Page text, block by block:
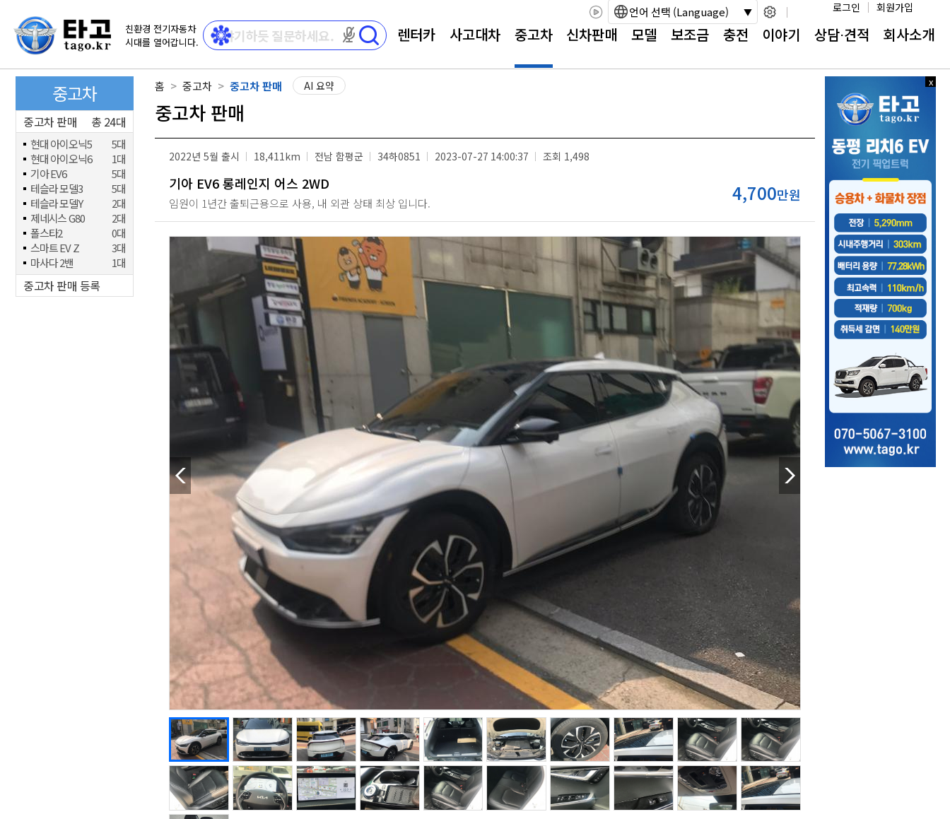
친환경 전기자동차
시대를 열어갑니다.
마이크 권한이 필요합니다
로그인 회원가입
언어 선택 (Language)
렌터카 사고대차 중고차 신차판매 모델 보조금 충전 이야기 상담⋅견적 회사소개
홈 중고차 중고차 판매 AI 요약
중고차
중고차 판매 총 24대
현대 아이오닉5
5대
현대 아이오닉6
1대
기아 EV6
5대
테슬라 모델3
5대
테슬라 모델Y
2대
제네시스 G80
2대
폴스타2
0대
스마트 EV Z
3대
마사다 2밴
1대
중고차 판매 등록
중고차 판매
2022년 5월 출시 18,411km 전남 함평군 34하0851 2023-07-27 14:00:37 조회 1,498
기아 EV6 롱레인지 어스 2WD
임원이 1년간 출퇴근용으로 사용, 내 외관 상태 최상 입니다. 4,700만원
x
x